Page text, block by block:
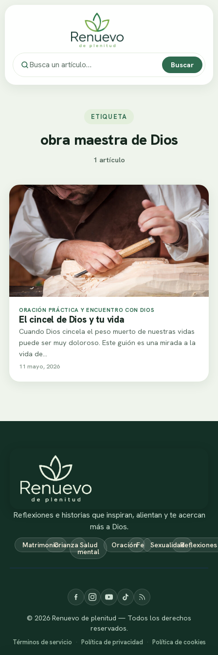
Buscar
ETIQUETA
obra maestra de Dios
1 artículo
ORACIÓN PRÁCTICA Y ENCUENTRO CON DIOS
El cincel de Dios y tu vida
Cuando Dios cincela el peso muerto de nuestras vidas
puede ser muy doloroso. Este guión es una mirada a la
vida de…
11 mayo, 2026
Reflexiones e historias que inspiran, alientan y te acercan
más a Dios.
MatrimonioCrianza Salud
mental
OraciónFe SexualidadReflexiones
© 2026 Renuevo de plenitud — Todos los derechos
reservados.
Términos de servicio · Política de privacidad · Política de cookies